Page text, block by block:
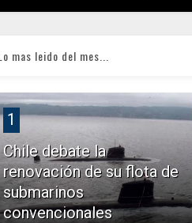
mas leido del mes...
1
Chile debate la
renovación de su flota de
submarinos
convencionales